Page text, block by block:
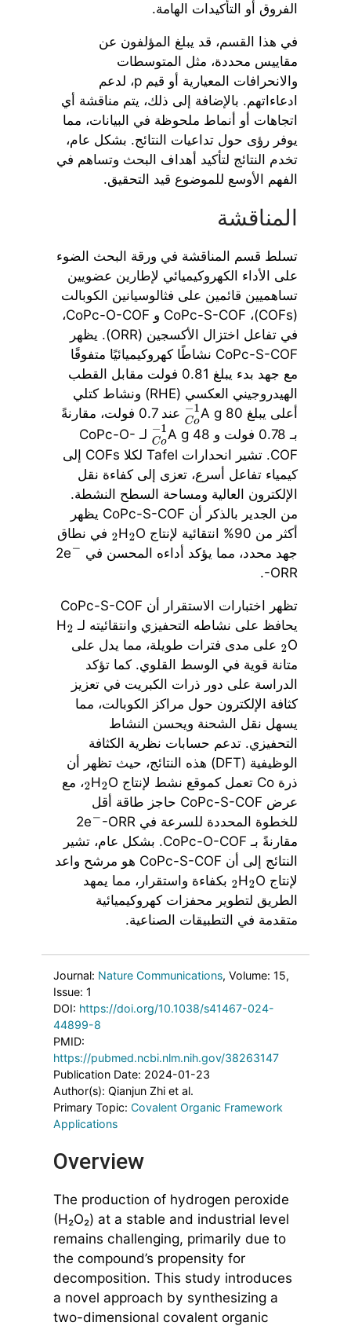
الفروق أو التأكيدات الهامة.
في هذا القسم، قد يبلغ المؤلفون عن
مقاييس محددة، مثل المتوسطات
والانحرافات المعيارية أو قيم p، لدعم
ادعاءاتهم. بالإضافة إلى ذلك، يتم مناقشة أي
اتجاهات أو أنماط ملحوظة في البيانات، مما
يوفر رؤى حول تداعيات النتائج. بشكل عام،
تخدم النتائج لتأكيد أهداف البحث وتساهم في
الفهم الأوسع للموضوع قيد التحقيق.
المناقشة
تسلط قسم المناقشة في ورقة البحث الضوء
على الأداء الكهروكيميائي لإطارين عضويين
تساهميين قائمين على فثالوسيانين الكوبالت
(COFs)، CoPc-S-COF و CoPc-O-COF،
في تفاعل اختزال الأكسجين (ORR). يظهر
CoPc-S-COF نشاطًا كهروكيميائيًا متفوقًا
مع جهد بدء يبلغ 0.81 فولت مقابل القطب
الهيدروجيني العكسي (RHE) ونشاط كتلي
أعلى يبلغ 80 A g
Co− 1
عند 0.7 فولت، مقارنةً
بـ 0.78 فولت و 48 A g
Co− 1
لـ CoPc-O-
COF. تشير انحدارات Tafel لكلا COFs إلى
كيمياء تفاعل أسرع، تعزى إلى كفاءة نقل
الإلكترون العالية ومساحة السطح النشطة.
من الجدير بالذكر أن CoPc-S-COF يظهر
أكثر من 90% انتقائية لإنتاج H
2O
2 في نطاق
جهد محدد، مما يؤكد أداءه المحسن في 2e −
-ORR.
تظهر اختبارات الاستقرار أن CoPc-S-COF
يحافظ على نشاطه التحفيزي وانتقائيته لـ H 2
O
2 على مدى فترات طويلة، مما يدل على
متانة قوية في الوسط القلوي. كما تؤكد
الدراسة على دور ذرات الكبريت في تعزيز
كثافة الإلكترون حول مراكز الكوبالت، مما
يسهل نقل الشحنة ويحسن النشاط
التحفيزي. تدعم حسابات نظرية الكثافة
الوظيفية (DFT) هذه النتائج، حيث تظهر أن
ذرة Co تعمل كموقع نشط لإنتاج H
2O
2، مع
عرض CoPc-S-COF حاجز طاقة أقل
للخطوة المحددة للسرعة في 2e
−-ORR
مقارنةً بـ CoPc-O-COF. بشكل عام، تشير
النتائج إلى أن CoPc-S-COF هو مرشح واعد
لإنتاج H
2O
2 بكفاءة واستقرار، مما يمهد
الطريق لتطوير محفزات كهروكيميائية
متقدمة في التطبيقات الصناعية.
Journal: Nature Communications, Volume: 15,
Issue: 1
DOI: https://doi.org/10.1038/s41467-024-
44899-8
PMID:
https://pubmed.ncbi.nlm.nih.gov/38263147
Publication Date: 2024-01-23
Author(s): Qianjun Zhi et al.
Primary Topic: Covalent Organic Framework
Applications
Overview
The production of hydrogen peroxide
(H₂O₂) at a stable and industrial level
remains challenging, primarily due to
the compound’s propensity for
decomposition. This study introduces
a novel approach by synthesizing a
two-dimensional covalent organic